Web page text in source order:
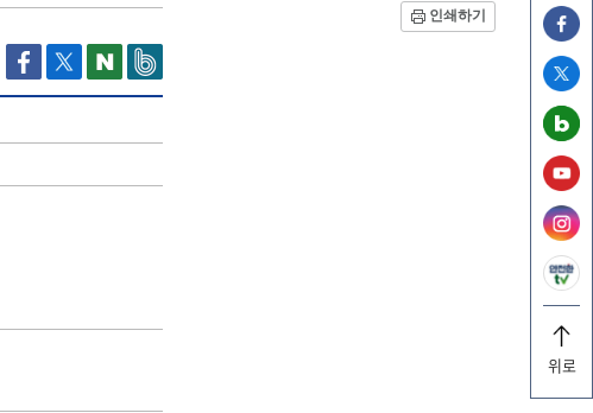
위로
인쇄하기